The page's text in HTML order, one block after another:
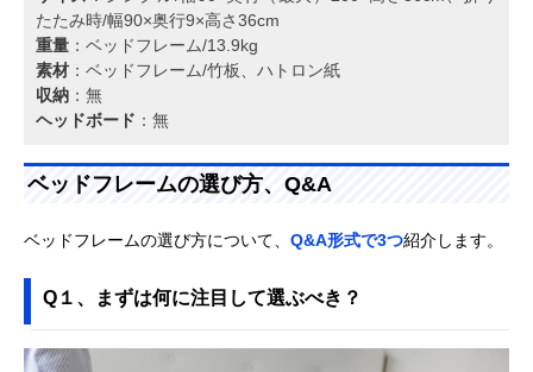
たたみ時/幅90×奥行9×高さ36cm
重量 ：ベッドフレーム/13.9kg
素材 ：ベッドフレーム/竹板、ハトロン紙
収納 ：無
ヘッドボード ：無
ベッドフレームの選び方、Q&A
ベッドフレームの選び方について、 Q&A形式で3つ紹介します。
Q１、まずは何に注目して選ぶべき？